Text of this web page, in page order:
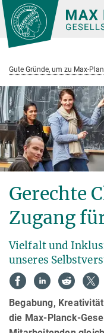
Hauptinhalt
Gute Gründe, um zu Max-
Gerechte
Zugang
Vielfalt und
unseres
Begabung,
die Max-Planck-